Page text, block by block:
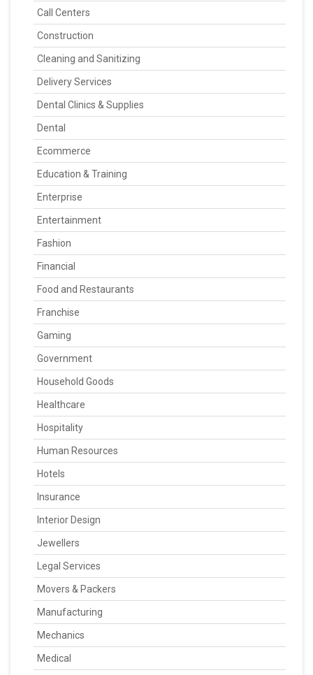
Call Centers
Construction
Cleaning and Sanitizing
Delivery Services
Dental Clinics & Supplies
Dental
Ecommerce
Education & Training
Enterprise
Entertainment
Fashion
Financial
Food and Restaurants
Franchise
Gaming
Government
Household Goods
Healthcare
Hospitality
Human Resources
Hotels
Insurance
Interior Design
Jewellers
Legal Services
Movers & Packers
Manufacturing
Mechanics
Medical